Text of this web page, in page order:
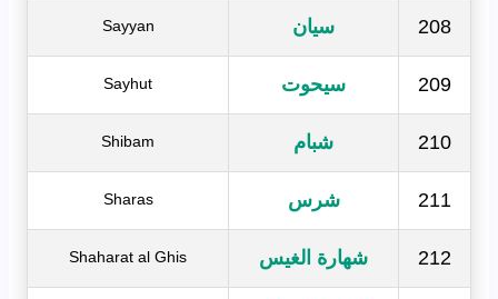
208 سيان Sayyan
209 سيحوت Sayhut
210 شبام Shibam
211 شرس Sharas
212 شهارة الغيس Shaharat al Ghis